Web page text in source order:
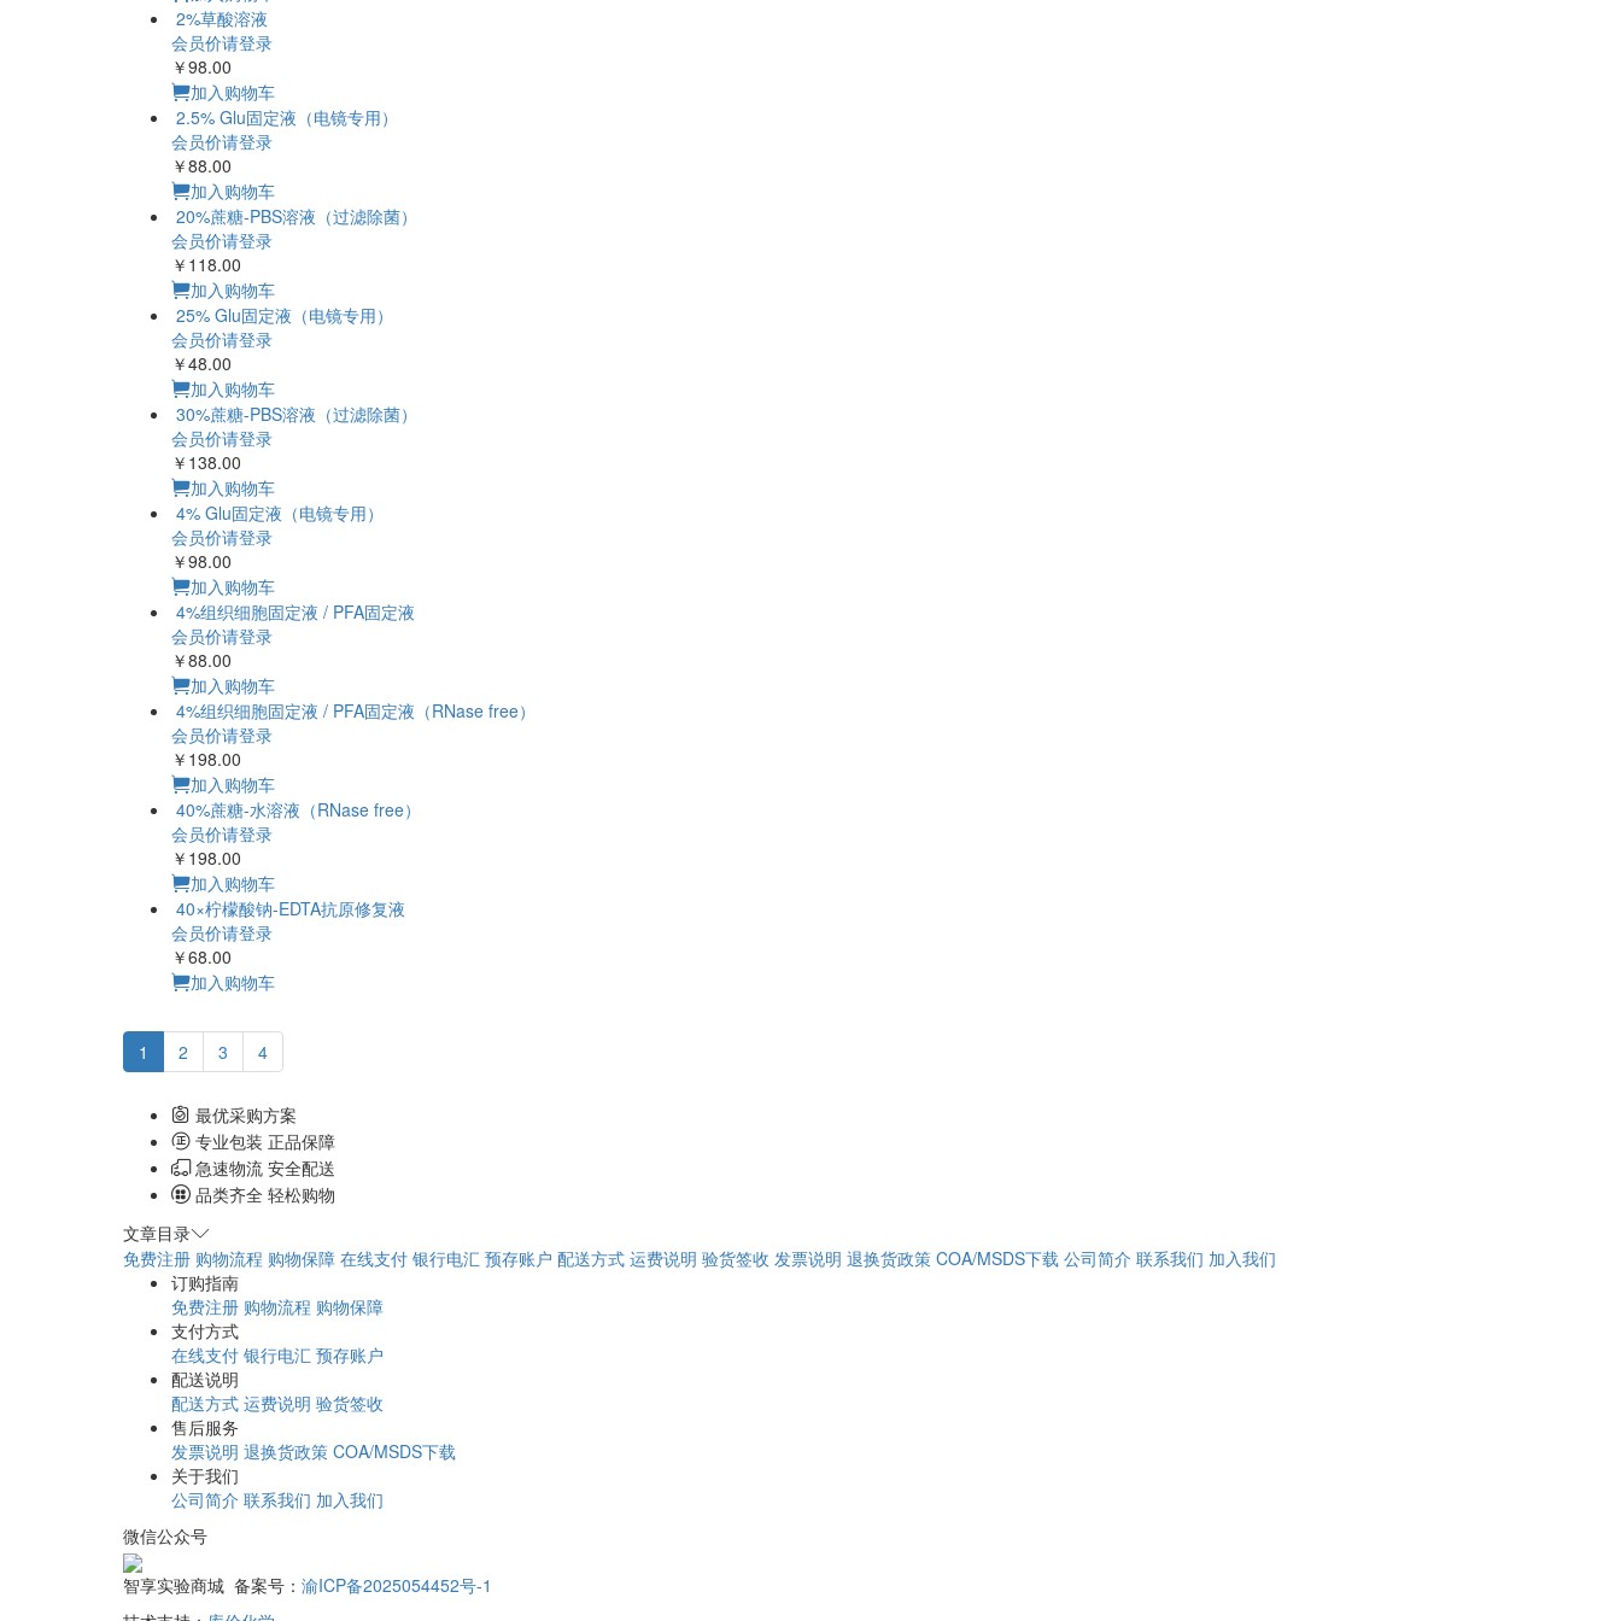
2%草酸溶液
会员价请登录
￥98.00
加入购物车
2.5% Glu固定液（电镜专用）
会员价请登录
￥88.00
加入购物车
20%蔗糖-PBS溶液（过滤除菌）
会员价请登录
￥118.00
加入购物车
25% Glu固定液（电镜专用）
会员价请登录
￥48.00
加入购物车
30%蔗糖-PBS溶液（过滤除菌）
会员价请登录
￥138.00
加入购物车
4% Glu固定液（电镜专用）
会员价请登录
￥98.00
加入购物车
4%组织细胞固定液 / PFA固定液
会员价请登录
￥88.00
加入购物车
4%组织细胞固定液 / PFA固定液（RNase free）
会员价请登录
￥198.00
加入购物车
40%蔗糖-水溶液（RNase free）
会员价请登录
￥198.00
加入购物车
40×柠檬酸钠-EDTA抗原修复液
会员价请登录
￥68.00
加入购物车
1 2 3 4
最优采购方案
专业包装 正品保障
急速物流 安全配送
品类齐全 轻松购物
文章目录
免费注册 购物流程 购物保障 在线支付 银行电汇 预存账户 配送方式 运费说明 验货签收 发票说明 退换货政策 COA/MSDS下载 公司简介 联系我们 加入我们
订购指南
免费注册 购物流程 购物保障
支付方式
在线支付 银行电汇 预存账户
配送说明
配送方式 运费说明 验货签收
售后服务
发票说明 退换货政策 COA/MSDS下载
关于我们
公司简介 联系我们 加入我们
微信公众号
智享实验商城 备案号： 渝ICP备2025054452号-1